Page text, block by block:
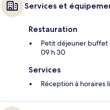
Services et
Restauration
Petit déjeuner buffet
09 h 30
Services
Réception à horaires